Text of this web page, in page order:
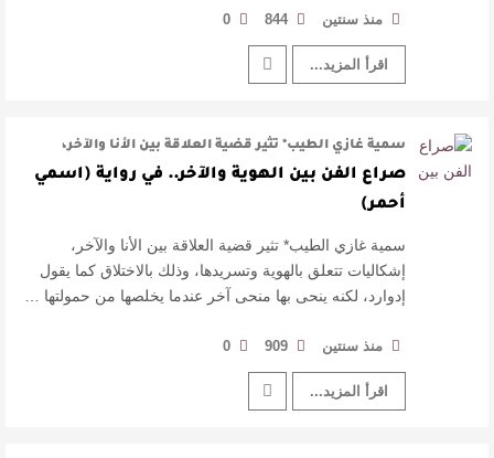
منذ سنتين 844
0
اقرأ المزيد...
سمية غازي الطيب* تثير قضية العلاقة بين الأنا والآخر،
إشكاليات تتعلق بالهوية وتسر …
صراع الفن بين الهوية والآخر.. في رواية (اسمي
أحمر)
سمية غازي الطيب* تثير قضية العلاقة بين الأنا والآخر،
إشكاليات تتعلق بالهوية وتسريدها، وذلك بالاختلاق كما يقول
إدوارد، لكنه ينحى بها منحى آخر عندما يخلصها من حمولتها …
منذ سنتين 909
0
اقرأ المزيد...